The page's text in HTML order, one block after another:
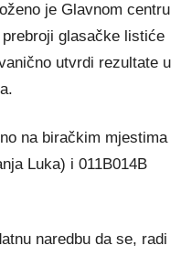
je Glavnom centru
glasačke listiće
utvrdi rezultate u
na biračkim mjestima
Luka) i 011B014B
naredbu da se, radi